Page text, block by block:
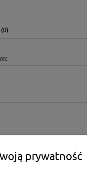
prywatność